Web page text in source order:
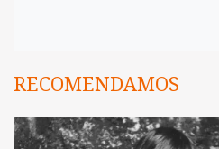
RECOMENDAMOS